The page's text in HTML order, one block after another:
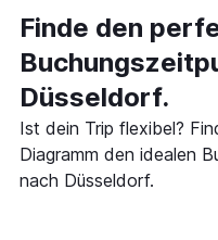
Finde den
Düsseldorf.
Ist dein Trip flexibel?
Diagramm den idealen
nach Düsseldorf.